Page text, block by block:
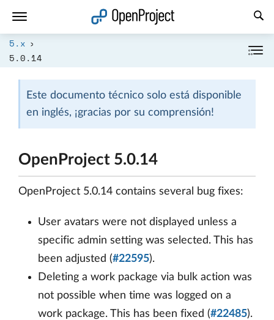
5.x
5.0.14
Este documento técnico solo está disponible
en inglés, ¡gracias por su comprensión!
OpenProject 5.0.14
OpenProject 5.0.14 contains several bug fixes:
User avatars were not displayed unless a
specific admin setting was selected. This has
been adjusted (#22595).
Deleting a work package via bulk action was
not possible when time was logged on a
work package. This has been fixed (#22485).
Abrir vínculo en un nuevo panel